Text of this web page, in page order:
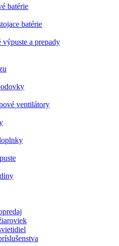
batérie
batérie
a prepady
ventilátory